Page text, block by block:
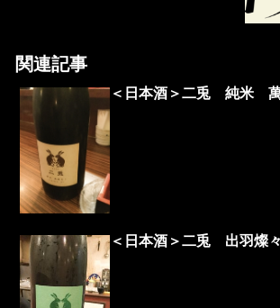
関連記事
＜日本酒＞二兎 純米
＜日本酒＞二兎 出羽燦